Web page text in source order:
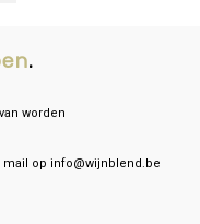
.
worden
mail op info@wijnblend.be